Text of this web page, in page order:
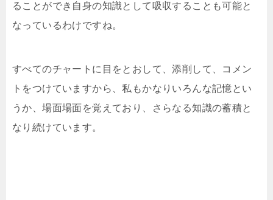
ることができ自身の知識として吸収することも可能と
なっているわけですね。
すべてのチャートに目をとおして、添削して、コメン
トをつけていますから、私もかなりいろんな記憶とい
うか、場面場面を覚えており、さらなる知識の蓄積と
なり続けています。